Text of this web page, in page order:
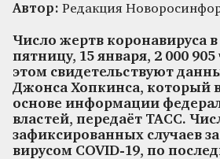
Автор: Редакция
Число жертв коронавируса
пятницу, 15 января, 2 000
этом свидетельствуют
Джонса Хопкинса, который
основе информации
властей, передаёт ТАСС.
зафиксированных случаев
вирусом COVID-19, по